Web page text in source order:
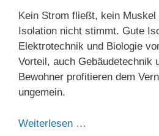
Kein Strom fließt, kein
Isolation nicht stimmt. Gute
Elektrotechnik und Biologie
Vorteil, auch Gebäudetechnik
Bewohner profitieren dem
ungemein.
Weiterlesen …